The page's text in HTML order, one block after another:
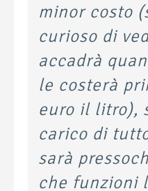
minor costo
curioso di
accadrà
le costerà
euro il litro),
carico di
sarà
che funzioni